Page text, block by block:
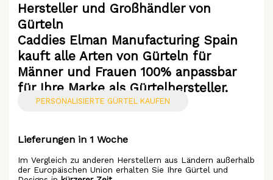
Hersteller und Großhändlervon
Gürteln
Caddies Elman Manufacturing Spain
kauft alle Arten von Gürteln für
Männer und Frauen 100% anpassbar
für Ihre Marke als Gürtelhersteller.
PERSONALISIERTE GÜRTEL KAUFEN
Lieferungen in 1 Woche
Im Vergleich zu anderen Herstellern aus Ländern außerhalb
der Europäischen Union erhalten Sie Ihre Gürtel und